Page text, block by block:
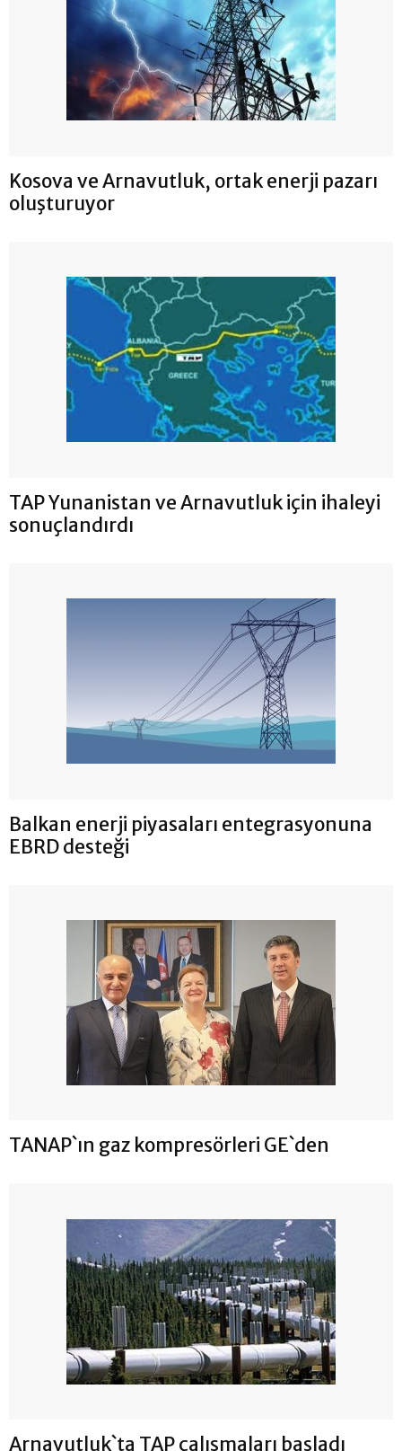
Kosova ve Arnavutluk, ortak enerji pazarı
oluşturuyor
TAP Yunanistan ve Arnavutluk için ihaleyi
sonuçlandırdı
Balkan enerji piyasaları entegrasyonuna
EBRD desteği
TANAP`ın gaz kompresörleri GE`den
Arnavutluk`ta TAP çalışmaları başladı